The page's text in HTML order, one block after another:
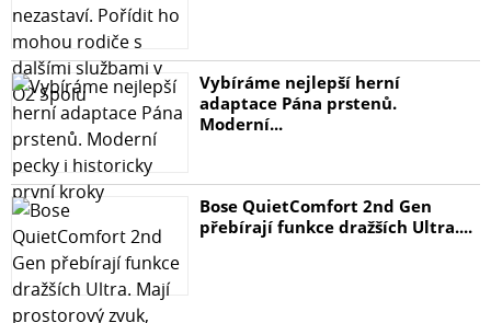
Vybíráme nejlepší herní
adaptace Pána prstenů.
Moderní...
Bose QuietComfort 2nd Gen
přebírají funkce dražších Ultra....